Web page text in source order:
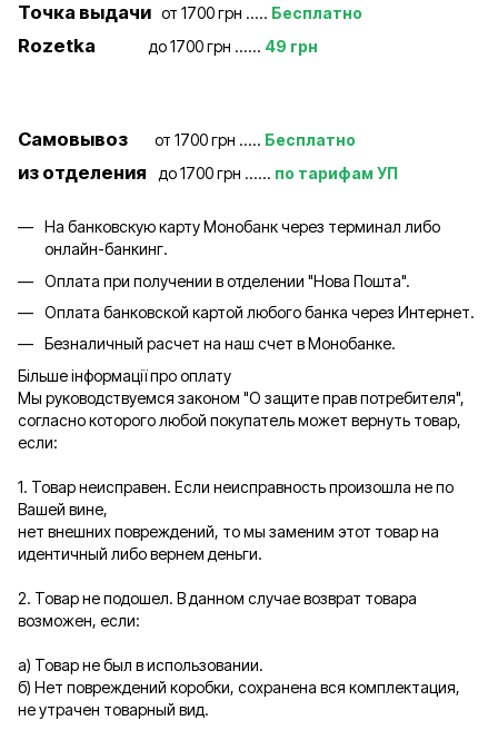
Точка выдачи от 1700 грн ..... Бесплатно
Rozetkaдо 1700 грн ...... 49 грн
Самовывоз от 1700 грн ..... Бесплатно
из отделения до 1700 грн ...... по тарифам УП
На банковскую карту Монобанк через терминал либо
онлайн-банкинг.
Оплата при получении в отделении "Нова Пошта".
Оплата банковской картой любого банка через Интернет.
Безналичный расчет на наш счет в Монобанке.
Більше інформації про оплату
Мы руководствуемся законом "О защите прав потребителя",
согласно которого любой покупатель может вернуть товар,
если:
1. Товар неисправен. Если неисправность произошла не по
Вашей вине,
нет внешних повреждений, то мы заменим этот товар на
идентичный либо вернем деньги.
2. Товар не подошел. В данном случае возврат товара
возможен, если:
а) Товар не был в использовании.
б) Нет повреждений коробки, сохранена вся комплектация,
не утрачен товарный вид.